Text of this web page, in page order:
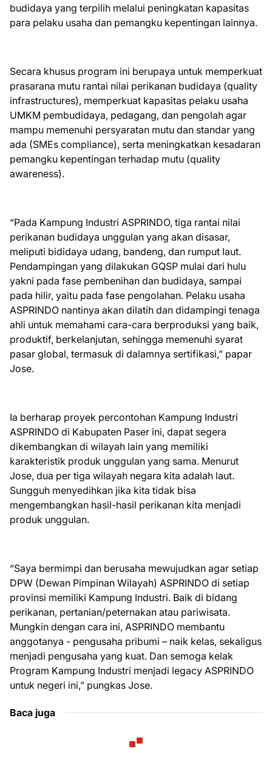
budidaya yang terpilih melalui peningkatan kapasitas
para pelaku usaha dan pemangku kepentingan lainnya.
Secara khusus program ini berupaya untuk memperkuat
prasarana mutu rantai nilai perikanan budidaya (quality
infrastructures), memperkuat kapasitas pelaku usaha
UMKM pembudidaya, pedagang, dan pengolah agar
mampu memenuhi persyaratan mutu dan standar yang
ada (SMEs compliance), serta meningkatkan kesadaran
pemangku kepentingan terhadap mutu (quality
awareness).
“Pada Kampung Industri ASPRINDO, tiga rantai nilai
perikanan budidaya unggulan yang akan disasar,
meliputi bididaya udang, bandeng, dan rumput laut.
Pendampingan yang dilakukan GQSP mulai dari hulu
yakni pada fase pembenihan dan budidaya, sampai
pada hilir, yaitu pada fase pengolahan. Pelaku usaha
ASPRINDO nantinya akan dilatih dan didampingi tenaga
ahli untuk memahami cara-cara berproduksi yang baik,
produktif, berkelanjutan, sehingga memenuhi syarat
pasar global, termasuk di dalamnya sertifikasi,” papar
Jose.
Ia berharap proyek percontohan Kampung Industri
ASPRINDO di Kabupaten Paser ini, dapat segera
dikembangkan di wilayah lain yang memiliki
karakteristik produk unggulan yang sama. Menurut
Jose, dua per tiga wilayah negara kita adalah laut.
Sungguh menyedihkan jika kita tidak bisa
mengembangkan hasil-hasil perikanan kita menjadi
produk unggulan.
“Saya bermimpi dan berusaha mewujudkan agar setiap
DPW (Dewan Pimpinan Wilayah) ASPRINDO di setiap
provinsi memiliki Kampung Industri. Baik di bidang
perikanan, pertanian/peternakan atau pariwisata.
Mungkin dengan cara ini, ASPRINDO membantu
anggotanya - pengusaha pribumi – naik kelas, sekaligus
menjadi pengusaha yang kuat. Dan semoga kelak
Program Kampung Industri menjadi legacy ASPRINDO
untuk negeri ini,” pungkas Jose.
Baca juga